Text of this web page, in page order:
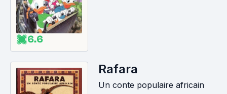
6.6
Rafara
Un conte populaire africain